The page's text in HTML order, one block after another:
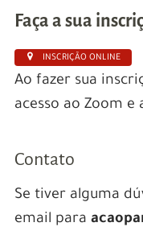
Faça a sua
INSCRIÇÃO ONLINE
Ao fazer sua
acesso ao Zoom e
Contato
Se tiver alguma
email para